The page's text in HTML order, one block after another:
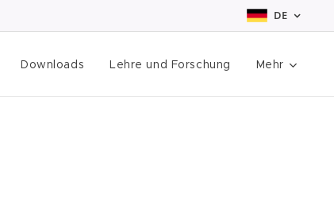
DE
Downloads Lehre und Forschung Mehr